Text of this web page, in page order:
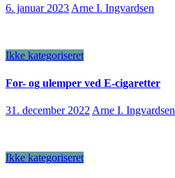
6. januar 2023 Arne I. Ingvardsen
Ikke kategoriseret
For- og ulemper ved E-cigaretter
31. december 2022 Arne I. Ingvardsen
Ikke kategoriseret